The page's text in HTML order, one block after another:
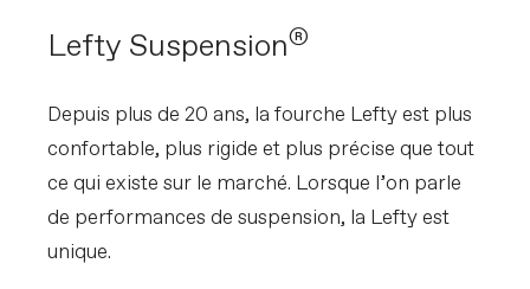
Lefty Suspension®
Depuis plus de 20 ans, la fourche Lefty est plus
confortable, plus rigide et plus précise que tout
ce qui existe sur le marché. Lorsque l’on parle
de performances de suspension, la Lefty est
unique.